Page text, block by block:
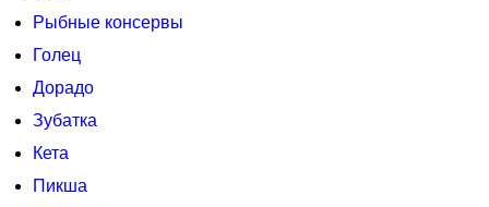
Рыбные консервы
Голец
Дорадо
Зубатка
Кета
Пикша